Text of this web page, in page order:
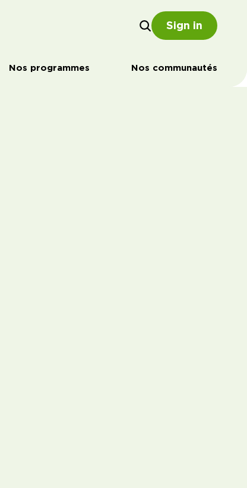
Sign in
Nos programmes Nos communautés